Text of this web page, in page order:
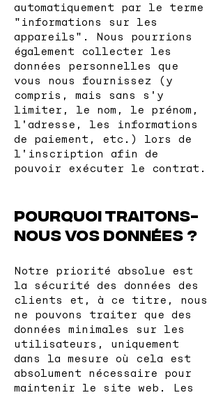
automatiquement par le terme
"informations sur les
appareils". Nous pourrions
également collecter les
données personnelles que
vous nous fournissez (y
compris, mais sans s'y
limiter, le nom, le prénom,
l'adresse, les informations
de paiement, etc.) lors de
l'inscription afin de
pouvoir exécuter le contrat.
Pourquoi traitons-
nous vos données ?
Notre priorité absolue est
la sécurité des données des
clients et, à ce titre, nous
ne pouvons traiter que des
données minimales sur les
utilisateurs, uniquement
dans la mesure où cela est
absolument nécessaire pour
maintenir le site web. Les